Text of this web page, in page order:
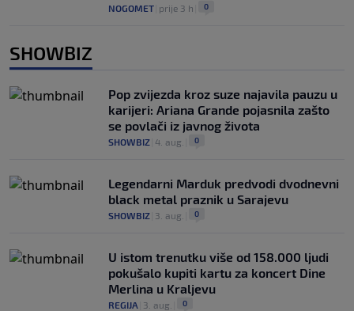
NOGOMET prije 3 h 0
SHOWBIZ
Pop zvijezda kroz suze najavila pauzu u
karijeri: Ariana Grande pojasnila zašto
se povlači iz javnog života
SHOWBIZ 4. aug. 0
Legendarni Marduk predvodi dvodnevni
black metal praznik u Sarajevu
SHOWBIZ 3. aug. 0
U istom trenutku više od 158.000 ljudi
pokušalo kupiti kartu za koncert Dine
Merlina u Kraljevu
REGIJA 3. aug. 0